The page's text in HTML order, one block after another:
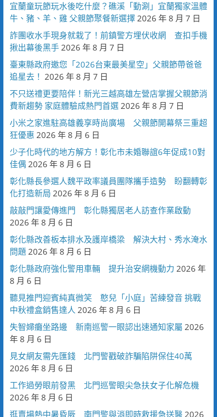
宜蘭童玩節玩水後吃什麼？礁溪「動涮」宜蘭獨家溫體
牛、豬、羊、雞 父親節聚餐新選擇2026 年 8 月 7 日
詐團收水手現身就栽了！前鎮警方埋伏收網 查扣手機
揪出幕後黑手2026 年 8 月 7 日
臺東縣政府邀您「2026台東最美星空」父親節帶爸爸
追星去！ 2026 年 8 月 7 日
不只送禮更要陪伴！新光三越高雄左營店掌握父親節消
費新趨勢 家庭體驗成熱門首選2026 年 8 月 7 日
小米之家進駐高雄義享時尚廣場 父親節開幕祭三重超
狂優惠 2026 年 8 月 6 日
少子化時代的地方解方！彰化市未婚聯誼6年促成10對
佳偶 2026 年 8 月 6 日
彰化縣長參選人魏平政率議員團隊攜手造勢 盼翻轉彰
化打造新局 2026 年 8 月 6 日
敲敲門讓愛傳進門 彰化縣獨居老人訪查作業啟動
2026 年 8 月 6 日
彰化縣改善板本排水及護岸橋梁 解決大村、秀水淹水
問題 2026 年 8 月 6 日
彰化縣政府強化警用車輛 提升治安網機動力 2026 年
8 月 6 日
聽見推門迎賓純真微笑 憨兒「小庭」苦練發音 挑戰
中秋禮盒銷售達人 2026 年 8 月 6 日
失智婦癱坐路邊 新南巡警一眼認出速通知家屬 2026
年 8 月 6 日
見女網友需先匯錢 北門警戳破詐騙陷阱保住40萬
2026 年 8 月 6 日
工作過勞眼前發黑 北門巡警眼尖急扶女子化解危機
2026 年 8 月 6 日
逛賣場熱中暑昏厥 南門警與消即時救援急送醫 2026